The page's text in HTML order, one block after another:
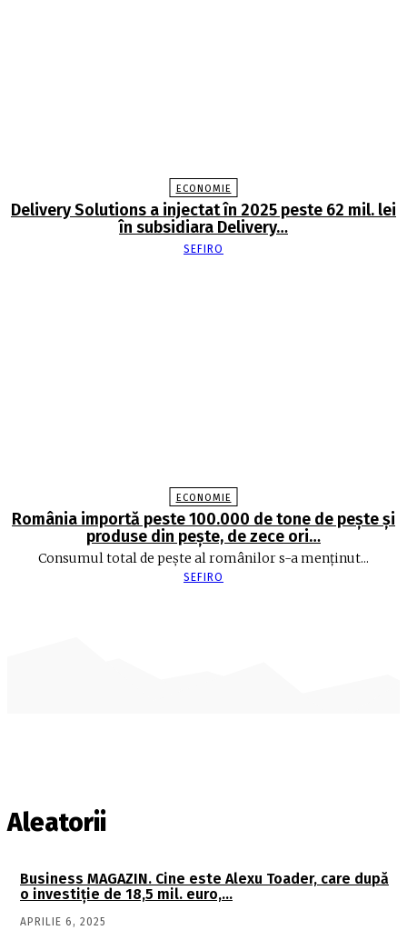
ECONOMIE
Delivery Solutions a injectat în 2025 peste 62 mil. lei
în subsidiara Delivery…
SEFIRO
ECONOMIE
România importă peste 100.000 de tone de peşte şi
produse din peşte, de zece ori…
Consumul total de peşte al ro­mâ­nilor s-a menţinut...
SEFIRO
Aleatorii
Business MAGAZIN. Cine este Alexu Toader, care după
o investiţie de 18,5 mil. euro,…
APRILIE 6, 2025